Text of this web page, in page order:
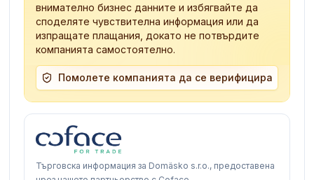
внимателно бизнес данните и избягвайте да
споделяте чувствителна информация или да
изпращате плащания, докато не потвърдите
компанията самостоятелно.
Помолете компанията да се верифицира
Търговска информация за Domäsko s.r.o., предоставена